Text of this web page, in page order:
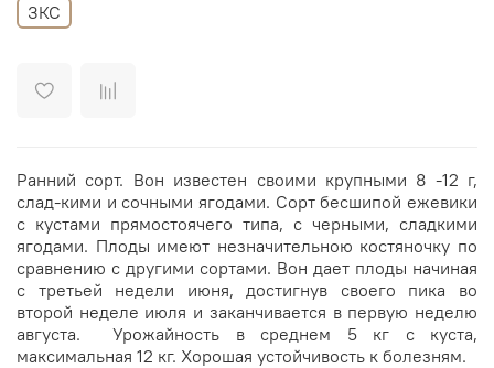
ЗКС
Ранний сорт. Вон известен своими крупными 8 -12 г,
слад-кими и сочными ягодами. Сорт бесшипой ежевики
с кустами прямостоячего типа, с черными, сладкими
ягодами. Плоды имеют незначительною костяночку по
сравнению с другими сортами. Вон дает плоды начиная
с третьей недели июня, достигнув своего пика во
второй неделе июля и заканчивается в первую неделю
августа. Урожайность в среднем 5 кг с куста,
максимальная 12 кг. Хорошая устойчивость к болезням.